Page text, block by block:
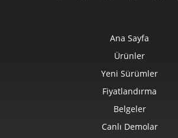
Ana Sayfa
Ürünler
Yeni Sürümler
Fiyatlandırma
Belgeler
Canlı Demolar